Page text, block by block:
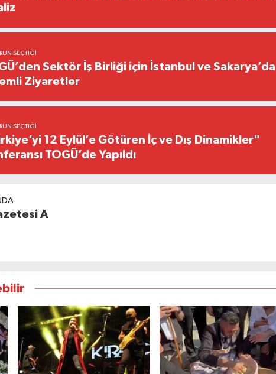
SEÇTIĞI
Sektör İş Birliği için İstanbul ve Sakarya’da
Ziyaretler
SEÇTIĞI
12 Eylül’e Götüren İç ve Dış Dinamikler"
TOGÜ’de Yapıldı
A